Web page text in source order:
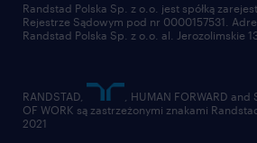
Randstad Polska Sp. z o.o. jest spółką
Rejestrze Sądowym pod nr 0000157531.
Randstad Polska Sp. z o.o. al. Jerozolimskie
RANDSTAD,
, HUMAN FORWARD and
OF WORK są zastrzeżonymi znakami
2021